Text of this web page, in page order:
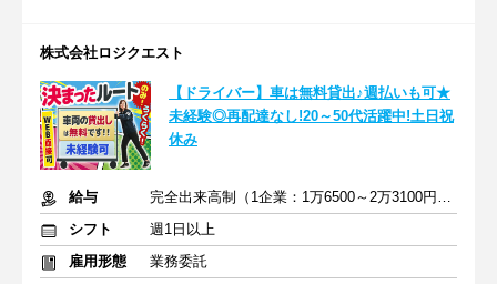
株式会社ロジクエスト
【ドライバー】車は無料貸出♪週払いも可★
未経験◎再配達なし!20～50代活躍中!土日祝
休み
給与
完全出来高制（1企業：1万6500～2万3100円※1日あたり）
シフト
週1日以上
雇用形態
業務委託